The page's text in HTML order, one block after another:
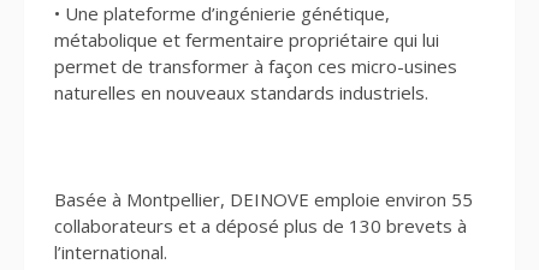
• Une plateforme d’ingénierie génétique,
métabolique et fermentaire propriétaire qui lui
permet de transformer à façon ces micro-usines
naturelles en nouveaux standards industriels.
Basée à Montpellier, DEINOVE emploie environ 55
collaborateurs et a déposé plus de 130 brevets à
l’international.